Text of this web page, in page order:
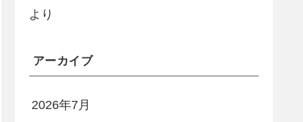
より
アーカイブ
2026年7月